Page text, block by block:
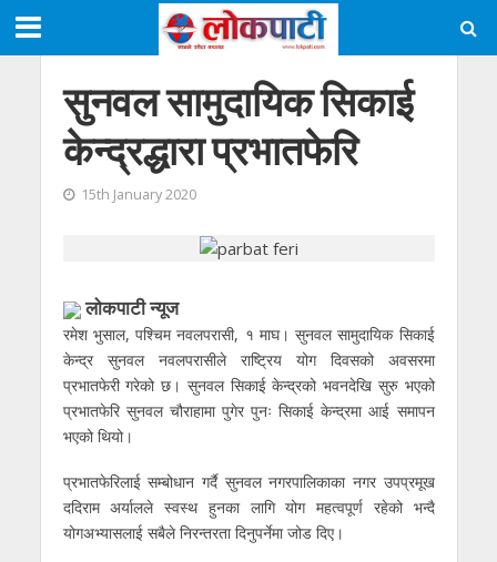
सुनवल सामुदायिक सिकाई
केन्द्रद्धारा प्रभातफेरि
15th January 2020
लाेकपाटी न्यूज
रमेश भुसाल, पश्चिम नवलपरासी, १ माघ। सुनवल सामुदायिक सिकाई
केन्द्र सुनवल नवलपरासीले राष्ट्रिय योग दिवसको अवसरमा
प्रभातफेरी गरेको छ। सुनवल सिकाई केन्द्रको भवनदेखि सुरु भएको
प्रभातफेरि सुनवल चौराहामा पुगेर पुनः सिकाई केन्द्रमा आई समापन
भएको थियो।
प्रभातफेरिलाई सम्बोधान गर्दै सुनवल नगरपालिकाका नगर उपप्रमूख
ददिराम अर्यालले स्वस्थ हुनका लागि योग महत्वपूर्ण रहेको भन्दै
योगअभ्यासलाई सबैले निरन्तरता दिनुपर्नेमा जोड दिए।